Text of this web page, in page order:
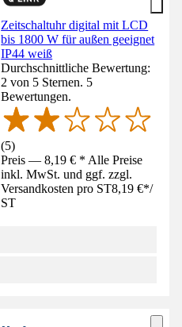
Zeitschaltuhr digital mit LCD
bis 1800 W für außen geeignet
IP44 weiß
Durchschnittliche Bewertung:
2 von 5 Sternen. 5
Bewertungen.
(5)
Preis — 8,19 € * Alle Preise
inkl. MwSt. und ggf. zzgl.
Versandkosten pro ST8,19 €*/
ST